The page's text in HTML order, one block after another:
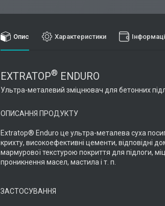
Опис Характеристики
EXTRATOP® ENDURO
Ультра-металевий зміцнювач для бетонних
ОПИСАННЯ ПРОДУКТУ
Extratop® Enduro це ультра-металева суха
крихту, високоефективні цементи, відповідні
мармурової текстурою покриття для підлоги,
проникнення масел, мастила і т. п.
ЗАСТОСУВАННЯ